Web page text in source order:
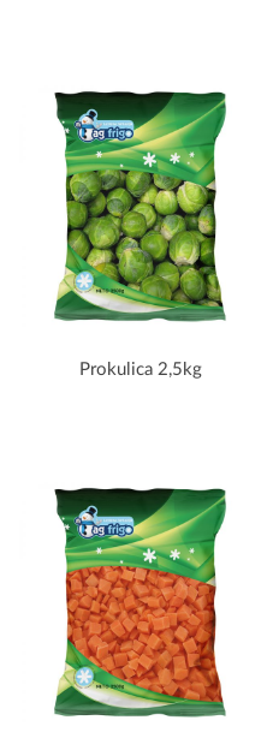
Prokulica 2,5kg